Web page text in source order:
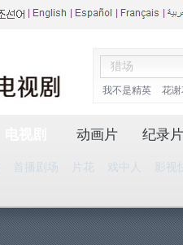
我不是精英 花
首播剧场 片花 戏中人 影视
动画片 纪录片